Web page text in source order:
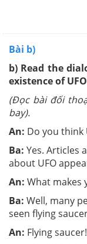
Bài b)
b) Read the
existence of
(Đọc bài đối
bay).
An: Do you think
Ba: Yes. Articles
about UFO
An: What makes
Ba: Well, many
seen flying
An: Flying